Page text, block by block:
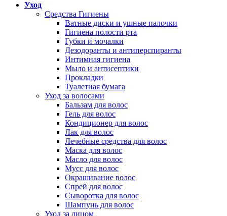
Уход
Средства Гигиены
Ватные диски и ушные палочки
Гигиена полости рта
Губки и мочалки
Дезодоранты и антиперспиранты
Интимная гигиена
Мыло и антисептики
Прокладки
Туалетная бумага
Уход за волосами
Бальзам для волос
Гель для волос
Кондиционер для волос
Лак для волос
Лечебные средства для волос
Маска для волос
Масло для волос
Мусс для волос
Окрашивание волос
Спрей для волос
Сыворотка для волос
Шампунь для волос
Уход за лицом